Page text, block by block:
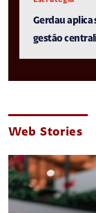
Gerdau aplica
gestão
Web Stories